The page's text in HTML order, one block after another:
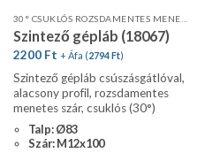
Szintező gépláb (18067)
2200 Ft + Áfa (2794Ft)
Szintező gépláb csúszásgátlóval,
alacsony profil, rozsdamentes
menetes szár, csuklós (30°)
Talp: Ø83
Szár: M12x100